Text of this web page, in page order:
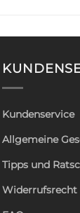
Kundenservice
Allgemeine
Tipps und
Widerrufsrecht